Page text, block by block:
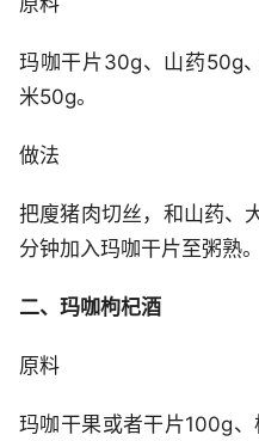
玛咖干片30g、山药50g
米50g。
做法
把廋猪肉切丝，和山药、
分钟加入玛咖干片至粥熟。
二、玛咖枸杞酒
原料
玛咖干果或者干片100g